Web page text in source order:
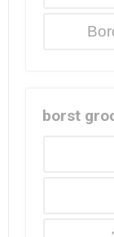
borst